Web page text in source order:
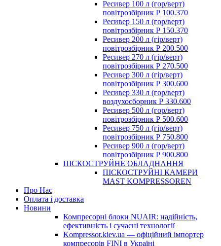
Ресивер 100 л (гор/верт)
повітрозбірник Р 100.370
Ресивер 150 л (гор/верт)
повітрозбірник Р 150.370
Ресивер 200 л (гір/верт)
повітрозбірник Р 200.500
Ресивер 270 л (гір/верт)
повітрозбірник Р 270.500
Ресивер 300 л (гір/верт)
повітрозбірник Р 300.600
Ресивер 330 л (гор/верт)
воздухосборник Р 330.600
Ресивер 500 л (гор/верт)
повітрозбірник Р 500.600
Ресивер 750 л (гір/верт)
повітрозбірник Р 750.800
Ресивер 900 л (гор/верт)
повітрозбірник Р 900.800
ПІСКОСТРУЙНЕ ОБЛАДНАННЯ
ПІСКОСТРУЙНІ КАМЕРИ
MAST KOMPRESSOREN
Про Нас
Оплата і доставка
Новини
Компресорні блоки NUAIR: надійність,
ефективність і сучасні технології
Kompressor.kiev.ua — офіційний імпортер
компресорів FINI в Україні